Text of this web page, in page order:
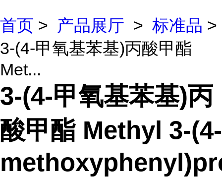
首页 > 产品展厅 > 标准品 >
3-(4-甲氧基苯基)丙酸甲酯
Met...
3-(4-甲氧基苯基)丙
酸甲酯 Methyl 3-(4-